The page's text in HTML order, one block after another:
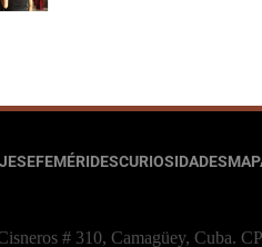
EFEMÉRIDESCURIOSIDADES
# 310, Camagüey, Cuba.